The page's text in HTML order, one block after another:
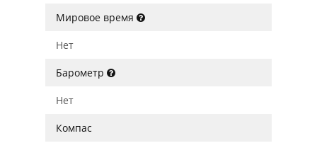
Мировое время
Нет
Барометр
Нет
Компас